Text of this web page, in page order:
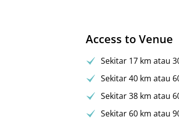
Access to Venue
Sekitar 17 km atau
Sekitar 40 km atau
Sekitar 38 km atau
Sekitar 60 km atau